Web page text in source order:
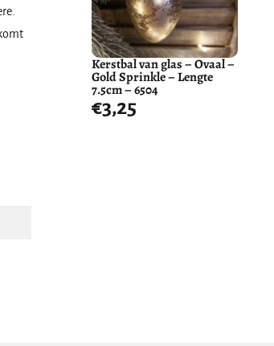
Kerstbal van glas – Ovaal –
Gold Sprinkle – Lengte
7.5cm – 6504
€3,25